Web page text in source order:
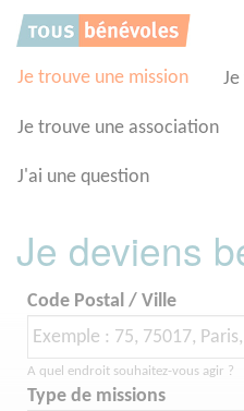
Je trouve une mission
Je trouve une association
J'ai une question
Je deviens
Code Postal / Ville
A quel endroit souhaitez-vous agir ?
Type de missions
Panneau de gestion des cookies